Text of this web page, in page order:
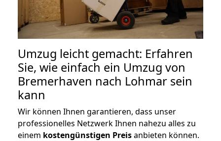
Umzug leicht gemacht: Erfahren
Sie, wie einfach ein Umzug von
Bremerhaven nach Lohmar sein
kann
Wir können Ihnen garantieren, dass unser
professionelles Netzwerk Ihnen nahezu alles zu
einem kostengünstigen Preisanbieten können.